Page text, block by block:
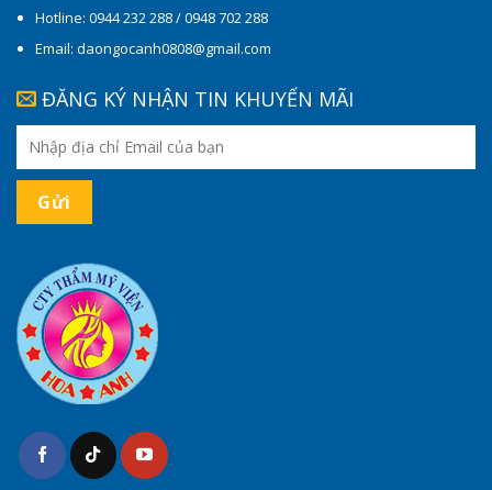
Hotline: 0944 232 288 / 0948 702 288
Email: daongocanh0808@gmail.com
ĐĂNG KÝ NHẬN TIN KHUYẾN MÃI